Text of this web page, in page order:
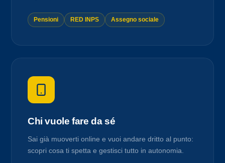
Pensioni RED INPS Assegno sociale
Chi vuole fare da sé
Sai già muoverti online e vuoi andare dritto al punto:
scopri cosa ti spetta e gestisci tutto in autonomia.